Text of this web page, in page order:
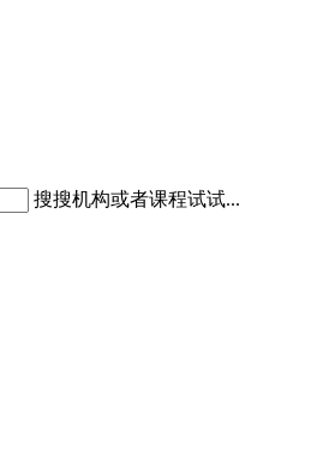
搜搜机构或者课程试试...